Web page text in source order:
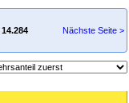
14.284
Nächste Seite >